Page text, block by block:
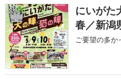
2
にいがた
春／新潟
ご要望の多か